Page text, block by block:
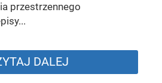
przestrzennego
DALEJ